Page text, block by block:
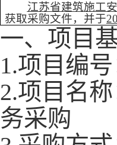
江苏省建筑施工
获取采购文件，并于
一、项目
1.项目编号
2.项目名称
务采购